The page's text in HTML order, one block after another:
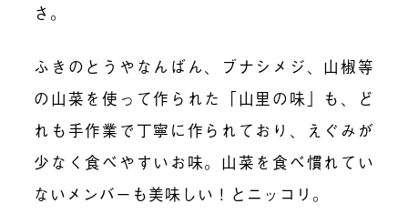
さ。
ふきのとうやなんばん、ブナシメジ、山椒等
の山菜を使って作られた「山里の味」も、ど
れも手作業で丁寧に作られており、えぐみが
少なく食べやすいお味。山菜を食べ慣れてい
ないメンバーも美味しい！とニッコリ。